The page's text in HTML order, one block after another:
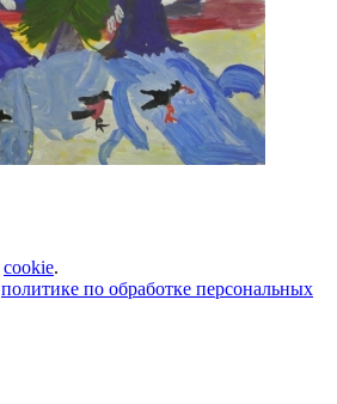
cookie.
политике по обработке персональных